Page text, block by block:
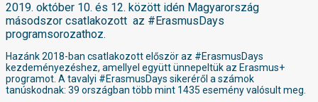
2019. október 10. és 12. között idén Magyarország
másodszor csatlakozott az #ErasmusDays
programsorozathoz.
Hazánk 2018-ban csatlakozott először az #ErasmusDays
kezdeményezéshez, amellyel együtt ünnepeltük az Erasmus+
programot. A tavalyi #ErasmusDays sikeréről a számok
tanúskodnak: 39 országban több mint 1435 esemény valósult meg.